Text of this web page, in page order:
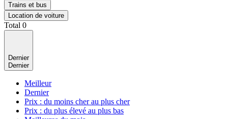
Trains et bus
Location de voiture
Total 0
Dernier
Dernier
Meilleur
Dernier
Prix : du moins cher au plus cher
Prix : du plus élevé au plus bas